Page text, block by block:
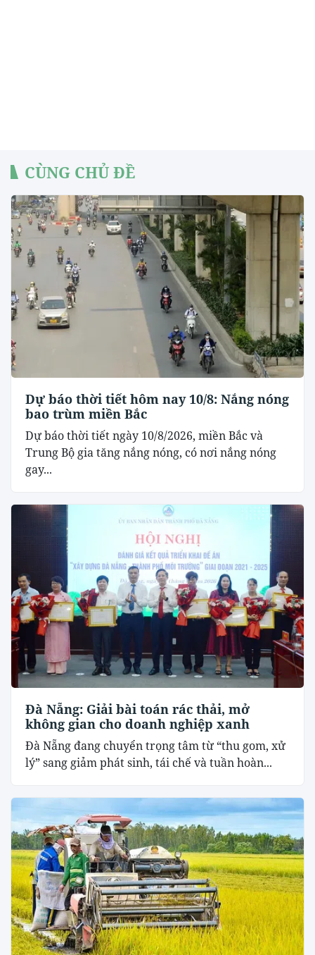
CÙNG CHỦ ĐỀ
Dự báo thời tiết hôm nay 10/8: Nắng nóng
bao trùm miền Bắc
Dự báo thời tiết ngày 10/8/2026, miền Bắc và
Trung Bộ gia tăng nắng nóng, có nơi nắng nóng
gay...
Đà Nẵng: Giải bài toán rác thải, mở
không gian cho doanh nghiệp xanh
Đà Nẵng đang chuyển trọng tâm từ “thu gom, xử
lý” sang giảm phát sinh, tái chế và tuần hoàn...